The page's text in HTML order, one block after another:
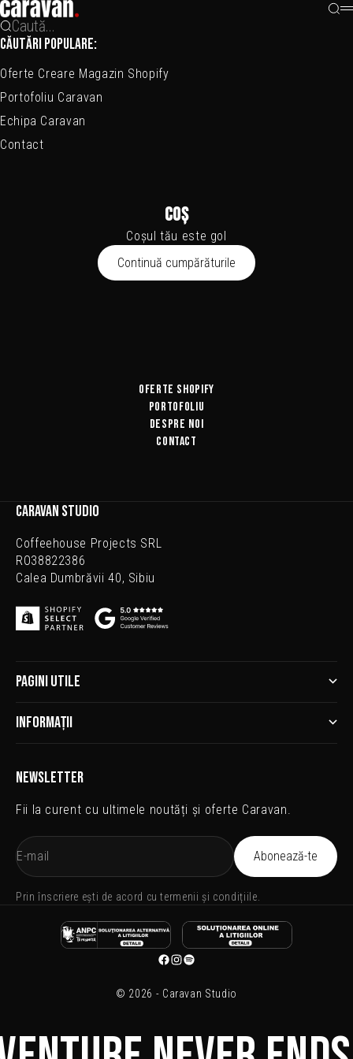
Sari la conținut
Caravan Studio
Caută...
CĂUTĂRI POPULARE:
Oferte Creare Magazin Shopify
Portofoliu Caravan
Echipa Caravan
Contact
Coș
Coșul tău este gol
Continuă cumpărăturile
Oferte Shopify
Portofoliu
Despre Noi
Contact
CARAVAN STUDIO
Coffeehouse Projects SRL
RO38822386
Calea Dumbrăvii 40, Sibiu
PAGINI UTILE
INFORMAȚII
NEWSLETTER
Fii la curent cu ultimele noutăți și oferte Caravan.
E-mail Abonează-te
Prin înscriere ești de acord cutermenii și condițiile
© 2026 - Caravan Studio